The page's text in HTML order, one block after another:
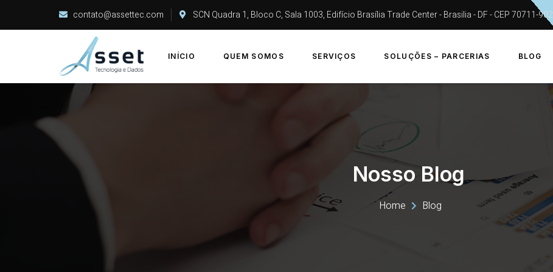
contato@assettec.com SCN Quadra 1, Bloco C, Sala 1003, Edifício Brasília Trade Center - Brasilia - DF - CEP 70711-902
INÍCIO QUEM SOMOS SERVIÇOS SOLUÇÕES – PARCERIAS BLOG
Nosso Blog
Home Blog